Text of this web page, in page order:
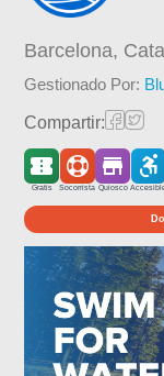
Barcelona,
Gestionado Por:
Compartir:
Gratis Socorrista Quiosco